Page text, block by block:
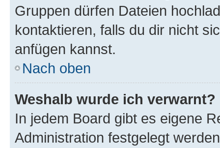
Gruppen dürfen Dateien
kontaktieren, falls du dir nicht
anfügen kannst.
Nach oben
Weshalb wurde ich verwarnt?
In jedem Board gibt es eigene
Administration festgelegt